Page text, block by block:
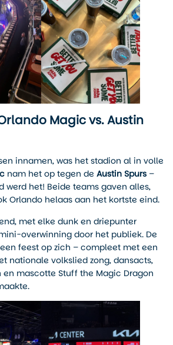
Magic vs. Austin
innamen, was het stadion al in volle
nam het op tegen de Austin Spurs –
werd het! Beide teams gaven alles,
Orlando helaas aan het kortste eind.
met elke dunk en driepunter
overwinning door het publiek. De
feest op zich – compleet met een
nationale volkslied zong, dansacts,
mascotte Stuff the Magic Dragon